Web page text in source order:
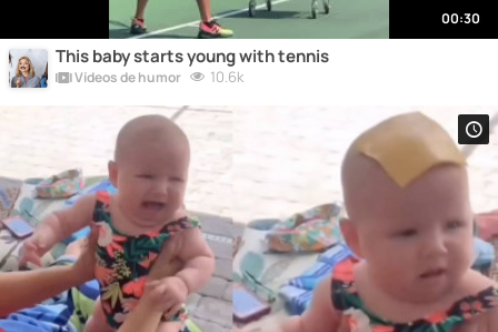
00:30
This baby starts young with tennis
Vídeos de humor 10.6k